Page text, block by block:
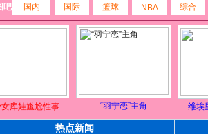
吧 国内 国际 篮球 NBA 综合
库娃尴尬性事 “羽宁恋”主角 维埃
热点新闻